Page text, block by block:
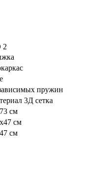
пружин
3Д сетка
см
см
см